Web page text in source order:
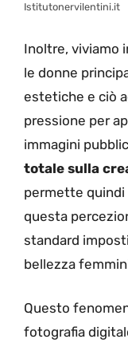
Istitutonervilentini.it
Inoltre, viviamo
le donne
estetiche e ciò
pressione per
immagini
totale sulla
permette quindi
questa
standard
bellezza
Questo
fotografia